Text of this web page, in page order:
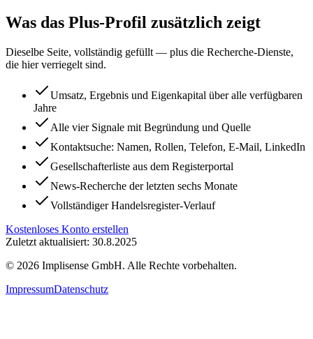
Was das Plus-Profil zusätzlich zeigt
Dieselbe Seite, vollständig gefüllt — plus die Recherche-Dienste,
die hier verriegelt sind.
Umsatz, Ergebnis und Eigenkapital über alle verfügbaren
Jahre
Alle vier Signale mit Begründung und Quelle
Kontaktsuche: Namen, Rollen, Telefon, E-Mail, LinkedIn
Gesellschafterliste aus dem Registerportal
News-Recherche der letzten sechs Monate
Vollständiger Handelsregister-Verlauf
Kostenloses Konto erstellen
Zuletzt aktualisiert: 30.8.2025
© 2026 Implisense GmbH. Alle Rechte vorbehalten.
ImpressumDatenschutz